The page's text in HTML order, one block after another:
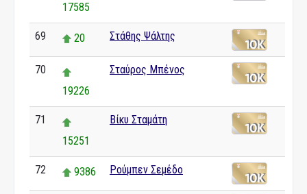
17585
69 20 Στάθης Ψάλτης
70
19226
Σταύρος Μπένος
71
15251
Βίκυ Σταμάτη
72 9386 Ρούμπεν Σεμέδο